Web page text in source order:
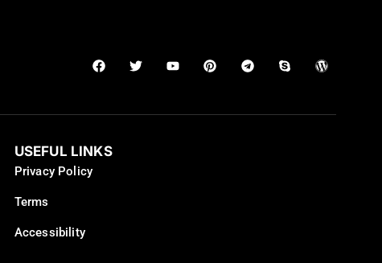
USEFUL LINKS
Privacy Policy
Terms
Accessibility